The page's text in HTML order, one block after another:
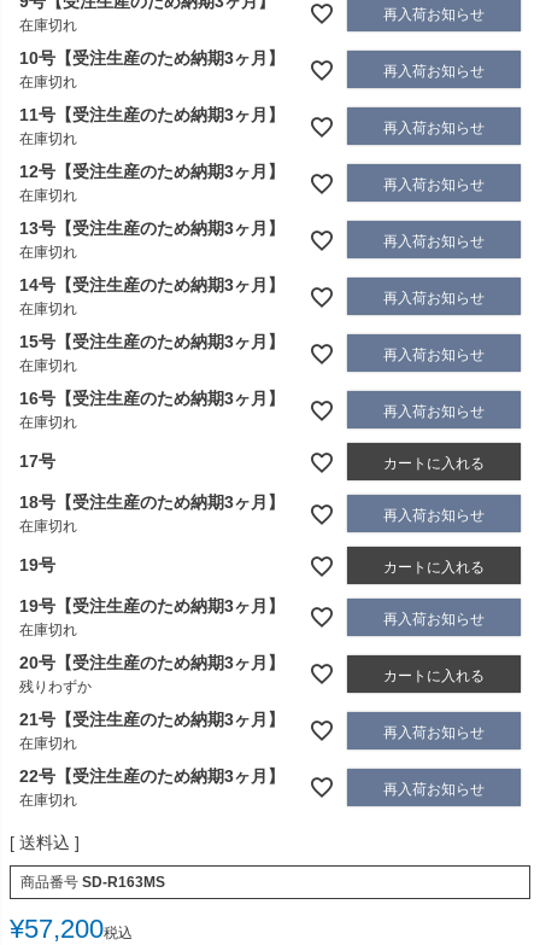
在庫切れ
再入荷お知らせ
10号【受注生産のため納期3ヶ月】
在庫切れ
再入荷お知らせ
11号【受注生産のため納期3ヶ月】
在庫切れ
再入荷お知らせ
12号【受注生産のため納期3ヶ月】
在庫切れ
再入荷お知らせ
13号【受注生産のため納期3ヶ月】
在庫切れ
再入荷お知らせ
14号【受注生産のため納期3ヶ月】
在庫切れ
再入荷お知らせ
15号【受注生産のため納期3ヶ月】
在庫切れ
再入荷お知らせ
16号【受注生産のため納期3ヶ月】
在庫切れ
再入荷お知らせ
17号 カートに入れる
18号【受注生産のため納期3ヶ月】
在庫切れ
再入荷お知らせ
19号 カートに入れる
19号【受注生産のため納期3ヶ月】
在庫切れ
再入荷お知らせ
20号【受注生産のため納期3ヶ月】
残りわずか
カートに入れる
21号【受注生産のため納期3ヶ月】
在庫切れ
再入荷お知らせ
22号【受注生産のため納期3ヶ月】
在庫切れ
再入荷お知らせ
送料込
商品番号 SD-R163MS
¥57,200税込